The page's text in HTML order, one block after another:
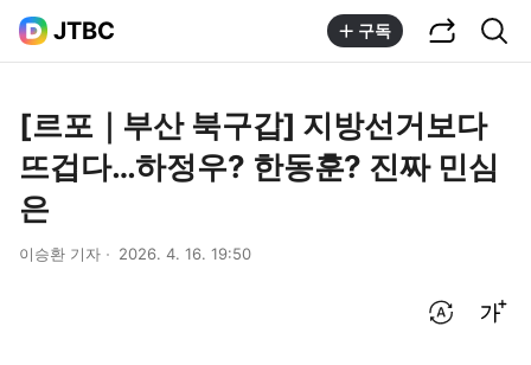
JTBC 구독
[르포｜부산 북구갑] 지방선거보다
뜨겁다…하정우? 한동훈? 진짜 민심
은
이승환 기자 2026. 4. 16. 19:50